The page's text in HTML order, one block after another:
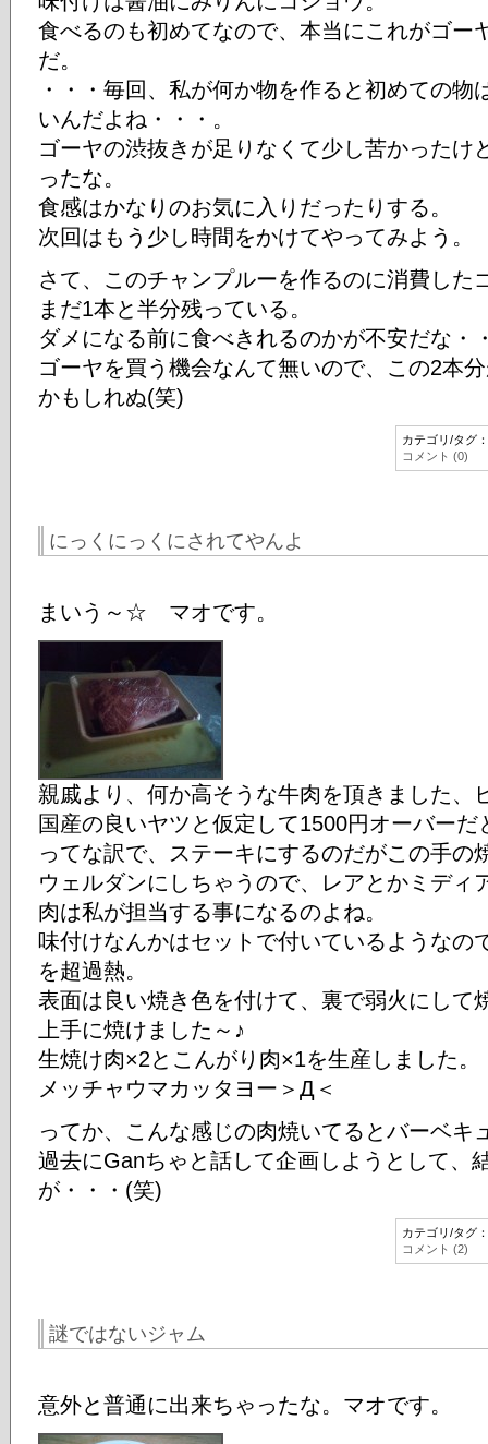
食べるのも初めてなので、本当にこれがゴー
だ。
・・・毎回、私が何か物を作ると初めての
いんだよね・・・。
ゴーヤの渋抜きが足りなくて少し苦かったけ
ったな。
食感はかなりのお気に入りだったりする。
次回はもう少し時間をかけてやってみよう。
さて、このチャンプルーを作るのに消費した
まだ1本と半分残っている。
ダメになる前に食べきれるのかが不安だな・
ゴーヤを買う機会なんて無いので、この2本
かもしれぬ(笑)
カテゴリ/タグ：
コメント (0)
にっくにっくにされてやんよ
まいう～☆ マオです。
親戚より、何か高そうな牛肉を頂きました、
国産の良いヤツと仮定して1500円オーバーだ
ってな訳で、ステーキにするのだがこの手の
ウェルダンにしちゃうので、レアとかミディ
肉は私が担当する事になるのよね。
味付けなんかはセットで付いているようなの
を超過熱。
表面は良い焼き色を付けて、裏で弱火にして
上手に焼けました～♪
生焼け肉×2とこんがり肉×1を生産しました。
メッチャウマカッタヨー＞Д＜
ってか、こんな感じの肉焼いてるとバーベキ
過去にGanちゃと話して企画しようとして、
が・・・(笑)
カテゴリ/タグ：
コメント (2)
謎ではないジャム
意外と普通に出来ちゃったな。マオです。